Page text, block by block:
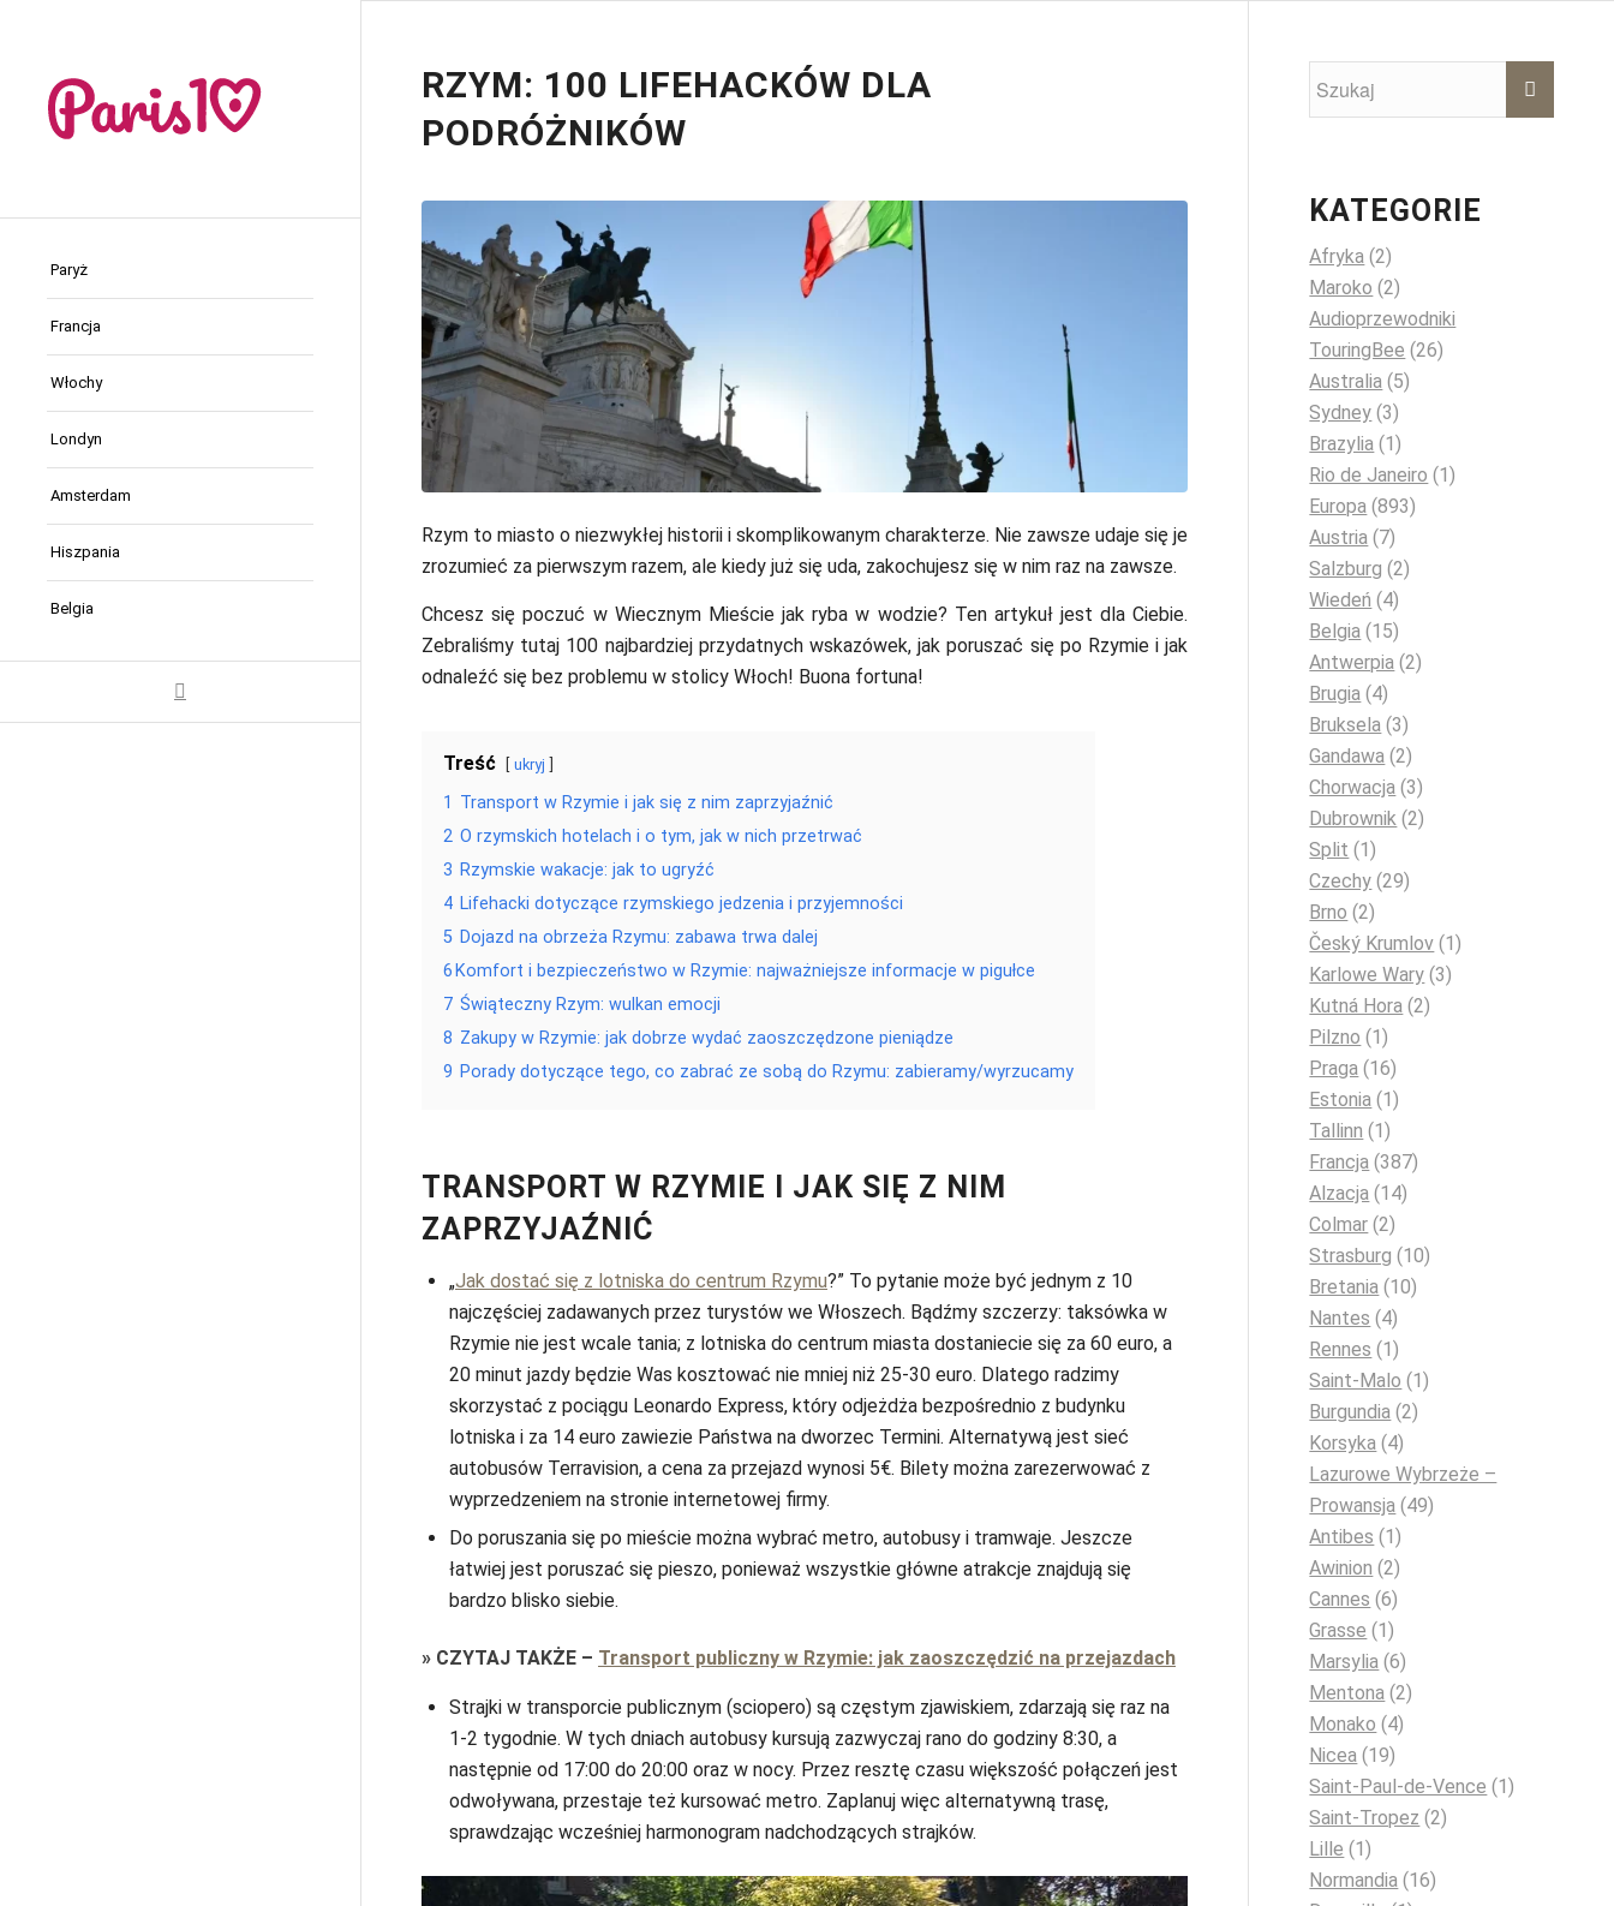
Paryż
Francja
Włochy
Londyn
Amsterdam
Hiszpania
Belgia
RZYM: 100 LIFEHACKÓW DLA
PODRÓŻNIKÓW
Rzym to miasto o niezwykłej historii i skomplikowanym charakterze. Nie zawsze udaje się je
zrozumieć za pierwszym razem, ale kiedy już się uda, zakochujesz się w nim raz na zawsze.
Chcesz się poczuć w Wiecznym Mieście jak ryba w wodzie? Ten artykuł jest dla Ciebie.
Zebraliśmy tutaj 100 najbardziej przydatnych wskazówek, jak poruszać się po Rzymie i jak
odnaleźć się bez problemu w stolicy Włoch! Buona fortuna!
Treść ukryj
1 Transport w Rzymie i jak się z nim zaprzyjaźnić
2 O rzymskich hotelach i o tym, jak w nich przetrwać
3 Rzymskie wakacje: jak to ugryźć
4 Lifehacki dotyczące rzymskiego jedzenia i przyjemności
5 Dojazd na obrzeża Rzymu: zabawa trwa dalej
6 ​​​​​Komfort i bezpieczeństwo w Rzymie: najważniejsze informacje w pigułce
7 Świąteczny Rzym: wulkan emocji
8 Zakupy w Rzymie: jak dobrze wydać zaoszczędzone pieniądze
9 Porady dotyczące tego, co zabrać ze sobą do Rzymu: zabieramy/wyrzucamy
TRANSPORT W RZYMIE I JAK SIĘ Z NIM
ZAPRZYJAŹNIĆ
„Jak dostać się z lotniska do centrum Rzymu?” To pytanie może być jednym z 10
najczęściej zadawanych przez turystów we Włoszech. Bądźmy szczerzy: taksówka w
Rzymie nie jest wcale tania; z lotniska do centrum miasta dostaniecie się za 60 euro, a
20 minut jazdy będzie Was kosztować nie mniej niż 25-30 euro. Dlatego radzimy
skorzystać z pociągu Leonardo Express, który odjeżdża bezpośrednio z budynku
lotniska i za 14 euro zawiezie Państwa na dworzec Termini. Alternatywą jest sieć
autobusów Terravision, a cena za przejazd wynosi 5€. Bilety można zarezerwować z
wyprzedzeniem na stronie internetowej firmy.
Do poruszania się po mieście można wybrać metro, autobusy i tramwaje. Jeszcze
łatwiej jest poruszać się pieszo, ponieważ wszystkie główne atrakcje znajdują się
bardzo blisko siebie.
» CZYTAJ TAKŻE – Transport publiczny w Rzymie: jak zaoszczędzić na przejazdach
Strajki w transporcie publicznym (sciopero) są częstym zjawiskiem, zdarzają się raz na
1-2 tygodnie. W tych dniach autobusy kursują zazwyczaj rano do godziny 8:30, a
następnie od 17:00 do 20:00 oraz w nocy. Przez resztę czasu większość połączeń jest
odwoływana, przestaje też kursować metro. Zaplanuj więc alternatywną trasę,
sprawdzając wcześniej harmonogram nadchodzących strajków.
KATEGORIE
Afryka (2)
Maroko (2)
Audioprzewodniki
TouringBee (26)
Australia (5)
Sydney (3)
Brazylia (1)
Rio de Janeiro (1)
Europa (893)
Austria (7)
Salzburg (2)
Wiedeń (4)
Belgia (15)
Antwerpia (2)
Brugia (4)
Bruksela (3)
Gandawa (2)
Chorwacja (3)
Dubrownik (2)
Split (1)
Czechy (29)
Brno (2)
Český Krumlov (1)
Karlowe Wary (3)
Kutná Hora (2)
Pilzno (1)
Praga (16)
Estonia (1)
Tallinn (1)
Francja (387)
Alzacja (14)
Colmar (2)
Strasburg (10)
Bretania (10)
Nantes (4)
Rennes (1)
Saint-Malo (1)
Burgundia (2)
Korsyka (4)
Lazurowe Wybrzeże –
Prowansja (49)
Antibes (1)
Awinion (2)
Cannes (6)
Grasse (1)
Marsylia (6)
Mentona (2)
Monako (4)
Nicea (19)
Saint-Paul-de-Vence (1)
Saint-Tropez (2)
Lille (1)
Normandia (16)